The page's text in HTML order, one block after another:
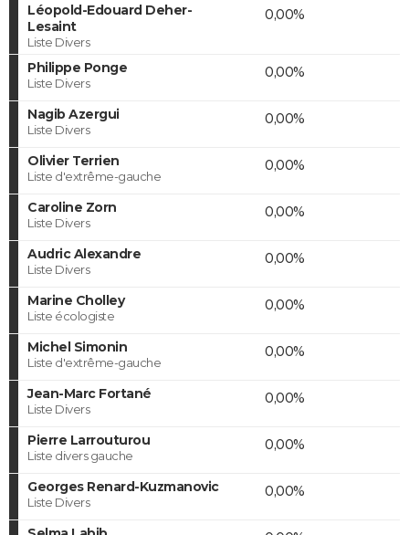
Léopold-Edouard Deher-
Lesaint
Liste Divers
0,00%
Philippe Ponge
Liste Divers
0,00%
Nagib Azergui
Liste Divers
0,00%
Olivier Terrien
Liste d'extrême-gauche
0,00%
Caroline Zorn
Liste Divers
0,00%
Audric Alexandre
Liste Divers
0,00%
Marine Cholley
Liste écologiste
0,00%
Michel Simonin
Liste d'extrême-gauche
0,00%
Jean-Marc Fortané
Liste Divers
0,00%
Pierre Larrouturou
Liste divers gauche
0,00%
Georges Renard-Kuzmanovic
Liste Divers
0,00%